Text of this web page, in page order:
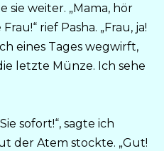
sie weiter. „Mama, hör
rief Pasha. „Frau, ja!
eines Tages wegwirft,
letzte Münze. Ich sehe
sofort!“, sagte ich
der Atem stockte. „Gut!